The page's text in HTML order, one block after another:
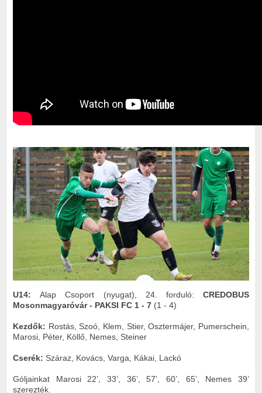
U14:Alap Csoport (nyugat), 24. forduló: CREDOBUS
Mosonmagyaróvár - PAKSI FC 1 - 7 (1 - 4)
Kezdők: Rostás, Szoó, Klem, Stier, Osztermájer, Pumerschein,
Marosi, Péter, Köllő, Nemes, Steiner
Cserék: Száraz, Kovács, Varga, Kákai, Lackó
Góljainkat Marosi 22’, 33’, 36’, 57’, 60’, 65’, Nemes 39’
szerezték.